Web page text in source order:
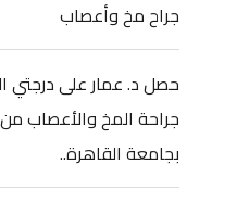
جراح مخ وأعصاب
حصل د. عمار على درجتي
جراحة المخ والأعصاب
بجامعة القاهرة..